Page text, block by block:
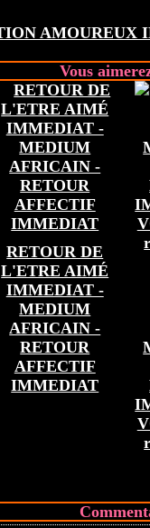
Vous
RETOUR DE
L'ETRE AIMÉ
IMMEDIAT -
MEDIUM
AFRICAIN -
RETOUR
AFFECTIF
IMMEDIAT